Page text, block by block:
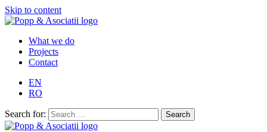
Skip to content
What we do
Projects
Contact
EN
RO
Search for: